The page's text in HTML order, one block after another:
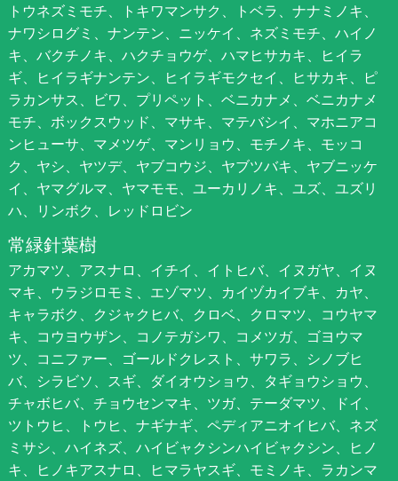
トウネズミモチ、トキワマンサク、トベラ、ナナミノキ、
ナワシログミ、ナンテン、ニッケイ、ネズミモチ、ハイノ
キ、バクチノキ、ハクチョウゲ、ハマヒサカキ、ヒイラ
ギ、ヒイラギナンテン、ヒイラギモクセイ、ヒサカキ、ピ
ラカンサス、ビワ、プリペット、ベニカナメ、ベニカナメ
モチ、ボックスウッド、マサキ、マテバシイ、マホニアコ
ンヒューサ、マメツゲ、マンリョウ、モチノキ、モッコ
ク、ヤシ、ヤツデ、ヤブコウジ、ヤブツバキ、ヤブニッケ
イ、ヤマグルマ、ヤマモモ、ユーカリノキ、ユズ、ユズリ
ハ、リンボク、レッドロビン
常緑針葉樹
アカマツ、アスナロ、イチイ、イトヒバ、イヌガヤ、イヌ
マキ、ウラジロモミ、エゾマツ、カイヅカイブキ、カヤ、
キャラボク、クジャクヒバ、クロベ、クロマツ、コウヤマ
キ、コウヨウザン、コノテガシワ、コメツガ、ゴヨウマ
ツ、コニファー、ゴールドクレスト、サワラ、シノブヒ
バ、シラビソ、スギ、ダイオウショウ、タギョウショウ、
チャボヒバ、チョウセンマキ、ツガ、テーダマツ、ドイ、
ツトウヒ、トウヒ、ナギナギ、ペディアニオイヒバ、ネズ
ミサシ、ハイネズ、ハイビャクシンハイビャクシン、ヒノ
キ、ヒノキアスナロ、ヒマラヤスギ、モミノキ、ラカンマ